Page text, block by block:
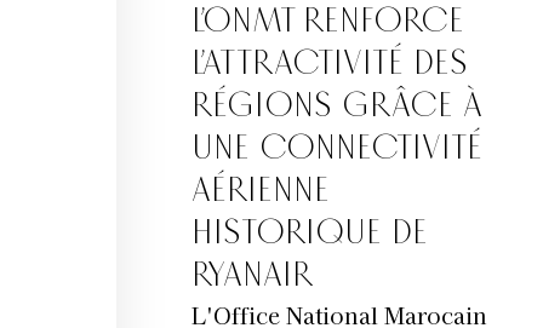
L’ONMT RENFORCE
L’ATTRACTIVITÉ DES
RÉGIONS GRÂCE À
UNE CONNECTIVITÉ
AÉRIENNE
HISTORIQUE DE
RYANAIR
L'Office National Marocain